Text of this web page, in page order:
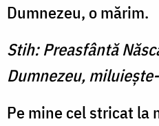
Dumnezeu, o mărim.
Stih: Preasfântă
Dumnezeu,
Pe mine cel stricat la